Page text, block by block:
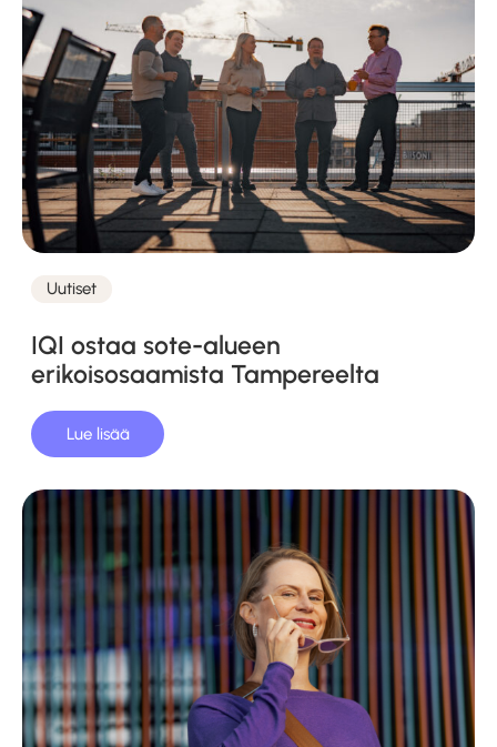
Kategoriat
Uutiset
IQI ostaa sote-alueen
erikoisosaamista Tampereelta
Lue lisää